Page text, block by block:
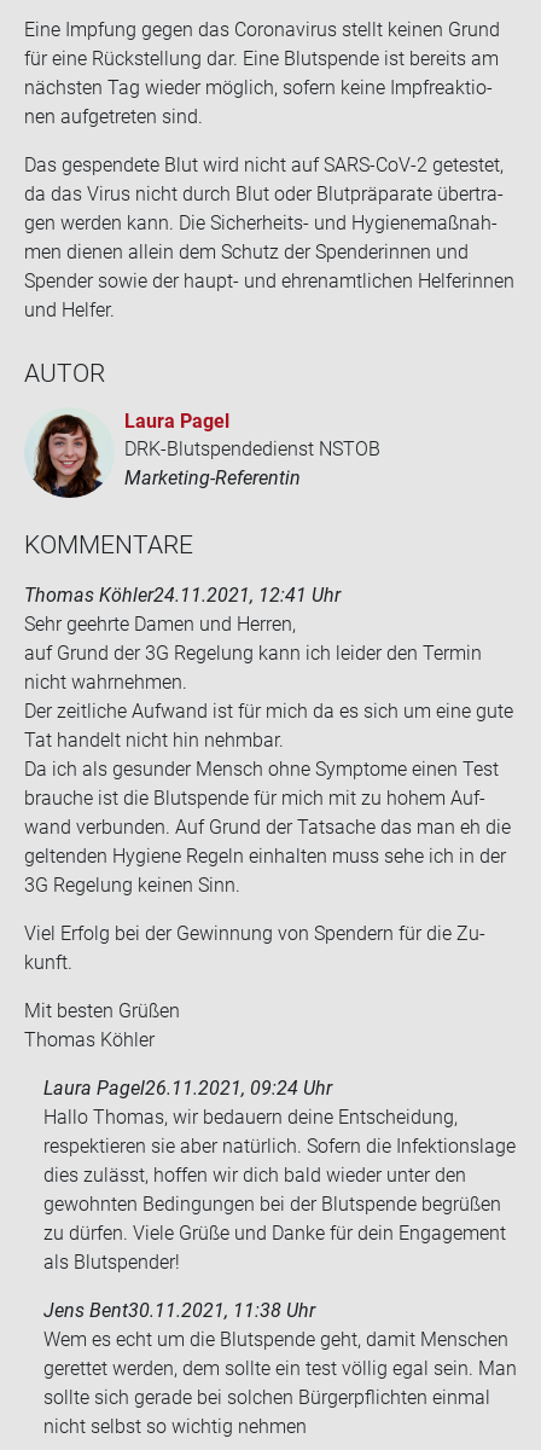
Eine Imp­fung gegen das Co­ro­na­vi­rus stellt kei­nen Grund
für eine Rück­stel­lung dar. Eine Blut­spen­de ist be­reits am
nächs­ten Tag wie­der mög­lich, so­fern keine Impf­re­ak­tio­
nen auf­ge­tre­ten sind.
Das ge­spen­de­te Blut wird nicht auf SARS-​CoV-2 ge­tes­tet,
da das Virus nicht durch Blut oder Blut­prä­pa­ra­te über­tra­
gen wer­den kann. Die Sicherheits-​ und Hy­gie­ne­maß­nah­
men die­nen al­lein dem Schutz der Spen­de­rin­nen und
Spen­der sowie der haupt-​ und eh­ren­amt­li­chen Hel­fe­rin­nen
und Hel­fer.
AUTOR
Laura Pagel
DRK-Blutspendedienst NSTOB
Marketing-Referentin
KOM­MEN­TA­RE
Thomas Köhler24.11.2021, 12:41 Uhr
Sehr ge­ehr­te Damen und Her­ren,
auf Grund der 3G Re­ge­lung kann ich lei­der den Ter­min
nicht wahr­neh­men.
Der zeit­li­che Auf­wand ist für mich da es sich um eine gute
Tat han­delt nicht hin nehm­bar.
Da ich als ge­sun­der Mensch ohne Sym­pto­me einen Test
brau­che ist die Blut­spen­de für mich mit zu hohem Auf­
wand ver­bun­den. Auf Grund der Tat­sa­che das man eh die
gel­ten­den Hy­gie­ne Re­geln ein­hal­ten muss sehe ich in der
3G Re­ge­lung kei­nen Sinn.
Viel Er­folg bei der Ge­win­nung von Spen­dern für die Zu­
kunft.
Mit bes­ten Grü­ßen
Tho­mas Köh­ler
Laura Pagel26.11.2021, 09:24 Uhr
Hallo Thomas, wir bedauern deine Entscheidung,
respektieren sie aber natürlich. Sofern die Infektionslage
dies zulässt, hoffen wir dich bald wieder unter den
gewohnten Bedingungen bei der Blutspende begrüßen
zu dürfen. Viele Grüße und Danke für dein Engagement
als Blutspender!
Jens Bent30.11.2021, 11:38 Uhr
Wem es echt um die Blut­spen­de geht, damit Men­schen
ge­ret­tet wer­den, dem soll­te ein test völ­lig egal sein. Man
soll­te sich ge­ra­de bei sol­chen Bür­ger­pflich­ten ein­mal
nicht selbst so wich­tig neh­men